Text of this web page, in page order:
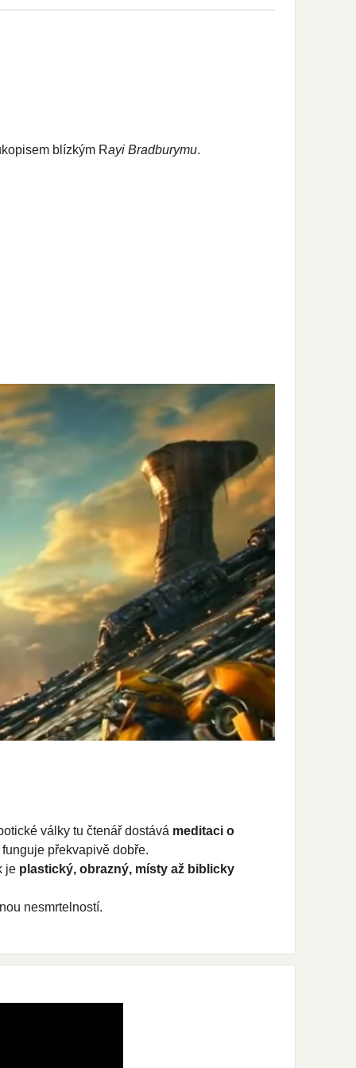
blízkým Rayi Bradburymu.
války tu čtenář dostává meditaci o
překvapivě dobře.
je plastický, obrazný, místy až biblicky
nesmrtelností.